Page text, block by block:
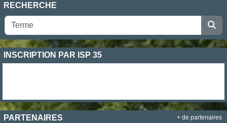
RECHERCHE
INSCRIPTION PAR ISP 35
PARTENAIRES + de partenaires